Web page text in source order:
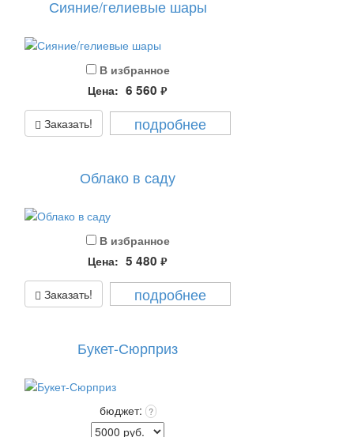
Сияние/гелиевые шары
В избранное
Цена: 6 560 руб.
Заказать! подробнее
Облако в саду
В избранное
Цена: 5 480 руб.
Заказать! подробнее
Букет-Сюрприз
бюджет: ?